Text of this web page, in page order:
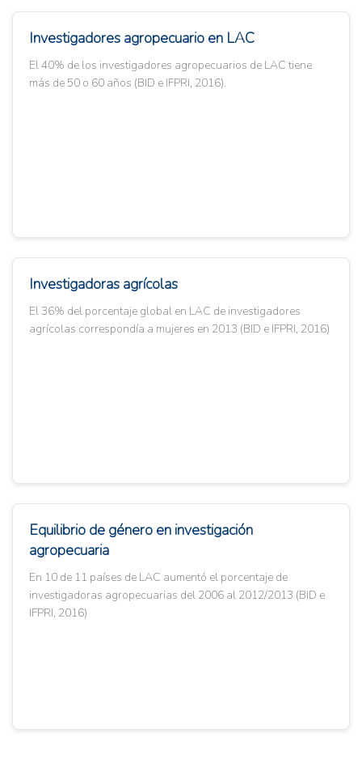
Investigadores agropecuario en LAC
El 40% de los investigadores agropecuarios de LAC tiene
más de 50 o 60 años (BID e IFPRI, 2016).
Investigadoras agrícolas
El 36% del porcentaje global en LAC de investigadores
agrícolas correspondía a mujeres en 2013 (BID e IFPRI, 2016)
Equilibrio de género en investigación
agropecuaria
En 10 de 11 países de LAC aumentó el porcentaje de
investigadoras agropecuarias del 2006 al 2012/2013 (BID e
IFPRI, 2016)